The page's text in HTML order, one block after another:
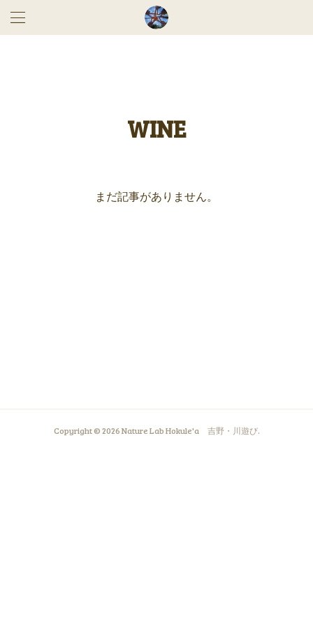
WINE
まだ記事がありません。
Copyright ©2026Nature Lab Hokule'a 吉野・川遊び.